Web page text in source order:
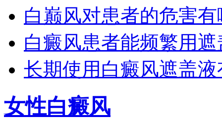
白巅风对患者的危害
白癜风患者能频繁用
长期使用白癜风遮盖
女性白癜风